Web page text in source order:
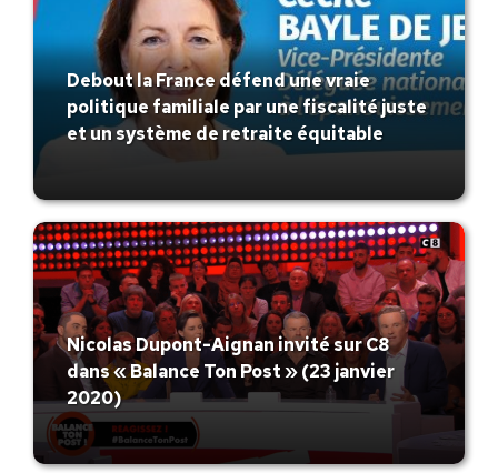
Debout la France défend une vraie
politique familiale par une fiscalité juste
et un système de retraite équitable
Nicolas Dupont-Aignan invité sur C8
dans « Balance Ton Post » (23 janvier
2020)